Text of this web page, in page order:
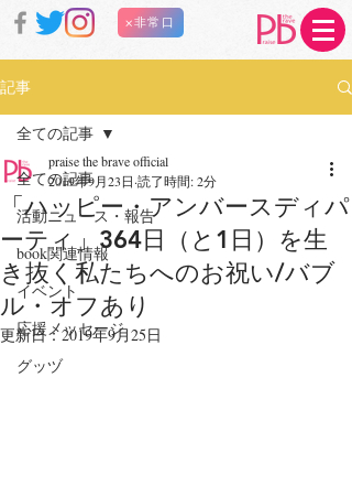
×非常口
記事
全ての記事
活動ニュース・報告
book関連情報
イベント
応援メッセージ
グッヅ
全ての記事
「ハッピー・アンバースディパ
ーティ」364日（と1日）を生
き抜く私たちへのお祝い/バブ
ル・オフあり
praise the brave official
2019年9月23日 読了時間: 2分
更新日：2019年9月25日